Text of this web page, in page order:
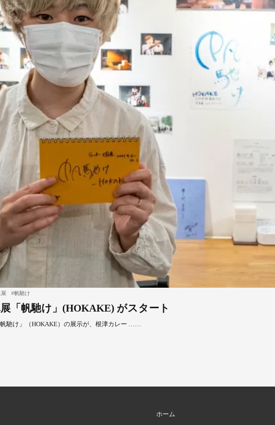
#帆馳け
「帆馳け」(HOKAKE) がスタート
馳け」（HOKAKE）の展示が、根津カレー ……
ホーム